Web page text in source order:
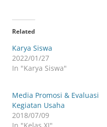
Related
Karya Siswa
2022/01/27
In "Karya Siswa"
Media Promosi & Evaluasi
Kegiatan Usaha
2018/07/09